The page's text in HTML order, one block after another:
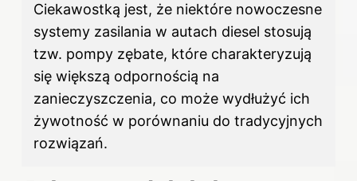
Ciekawostką jest, że niektóre nowoczesne
systemy zasilania w autach diesel stosują
tzw. pompy zębate, które charakteryzują
się większą odpornością na
zanieczyszczenia, co może wydłużyć ich
żywotność w porównaniu do tradycyjnych
rozwiązań.